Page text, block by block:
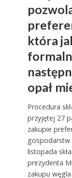
która
opał
Procedura
przyjętej 27
zakupie
gospodarstw
listopada
prezydenta
zakupu